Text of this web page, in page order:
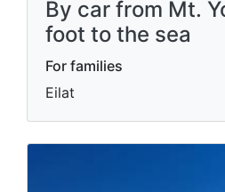
By car from Mt.
foot to the sea
For families
Eilat